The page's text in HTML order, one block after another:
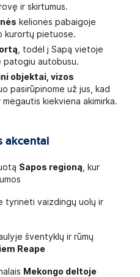
ir skirtumus.
kelionės pabaigoje
kurortų pietuose.
, todėl į Sapą vietoje
patogiu autobusu.
objektai, vizos
pasirūpinome už jus, kad
kiekviena akimirka.
akcentai
Sapos regioną , kur
tyrinėti vaizdingų uolų ir
šventyklų ir rūmų
Reape
Mekongo deltoje